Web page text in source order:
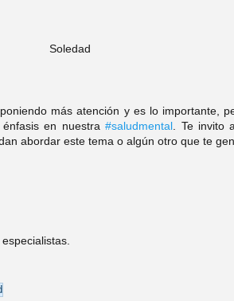
Soledad
más atención y es lo importante,
énfasis en nuestra #saludmental. Te invito
abordar este tema o algún otro que te
especialistas.